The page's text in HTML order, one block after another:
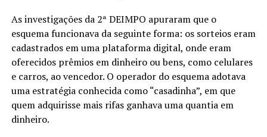
As investigações da 2ª DEIMPO apuraram que o
esquema funcionava da seguinte forma: os sorteios eram
cadastrados em uma plataforma digital, onde eram
oferecidos prêmios em dinheiro ou bens, como celulares
e carros, ao vencedor. O operador do esquema adotava
uma estratégia conhecida como “casadinha”, em que
quem adquirisse mais rifas ganhava uma quantia em
dinheiro.